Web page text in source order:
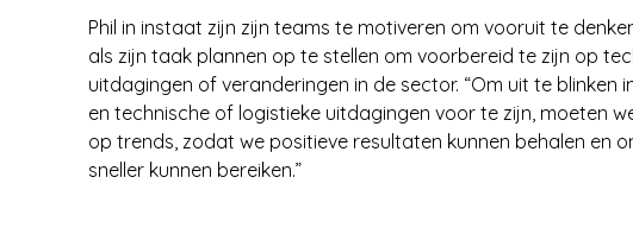
Phil in instaat zijn zijn teams te motiveren om vooruit te
als zijn taak plannen op te stellen om voorbereid te zijn op
uitdagingen of veranderingen in de sector. “Om uit te blinken
en technische of logistieke uitdagingen voor te zijn, moeten
op trends, zodat we positieve resultaten kunnen behalen en
sneller kunnen bereiken.”